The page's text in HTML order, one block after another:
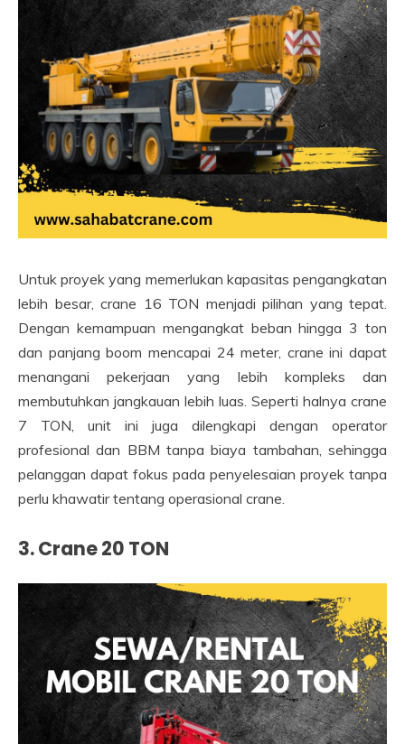
Untuk proyek yang memerlukan kapasitas pengangkatan
lebih besar, crane 16 TON menjadi pilihan yang tepat.
Dengan kemampuan mengangkat beban hingga 3 ton
dan panjang boom mencapai 24 meter, crane ini dapat
menangani pekerjaan yang lebih kompleks dan
membutuhkan jangkauan lebih luas. Seperti halnya crane
7 TON, unit ini juga dilengkapi dengan operator
profesional dan BBM tanpa biaya tambahan, sehingga
pelanggan dapat fokus pada penyelesaian proyek tanpa
perlu khawatir tentang operasional crane.
3. Crane 20 TON